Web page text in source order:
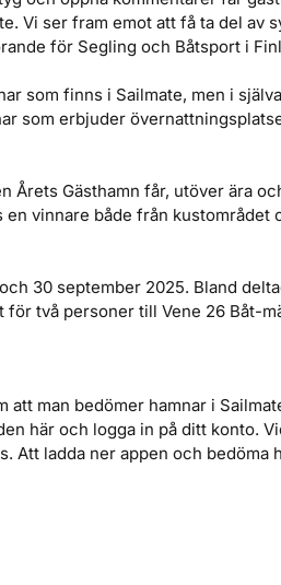
Vi ser fram emot att få ta del av
för Segling och Båtsport i
som finns i Sailmate, men i
som erbjuder
Årets Gästhamn får, utöver ära
en vinnare både från
30 september 2025. Bland
två personer till Vene 26 Båt-
att man bedömer hamnar i
här och logga in på ditt konto.
Att ladda ner appen och bedöma